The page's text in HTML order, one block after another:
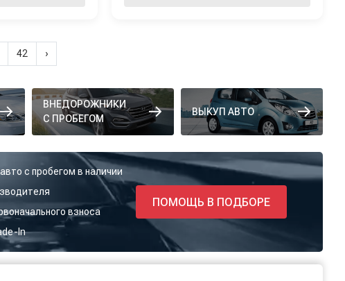
42 ›
ВНЕДОРОЖНИКИ
С ПРОБЕГОМ
ВЫКУП АВТО
с пробегом в наличии
взноса
In
ПОМОЩЬ В ПОДБОРЕ